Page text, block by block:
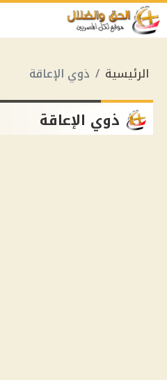
الرئيسية ذوي الإعاقة
ذوي الإعاقة